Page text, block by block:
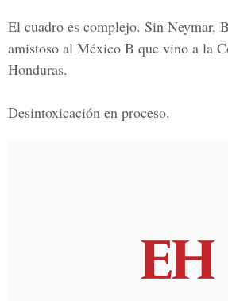
El cuadro es complejo. Sin Neymar,
amistoso al México B que vino a la
Honduras.
Desintoxicación en proceso.